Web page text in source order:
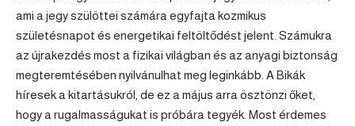
ami a jegy szülöttei számára egyfajta kozmikus
születésnapot és energetikai feltöltődést jelent. Számukra
az újrakezdés most a fizikai világban és az anyagi biztonság
megteremtésében nyilvánulhat meg leginkább. A Bikák
híresek a kitartásukról, de ez a május arra ösztönzi őket,
hogy a rugalmasságukat is próbára tegyék. Most érdemes